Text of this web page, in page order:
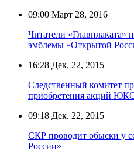
09:00 Март 28, 2016
Читатели
эмблемы «Открытой
16:28 Дек. 22, 2015
Следственный комитет
приобретения акций
09:18 Дек. 22, 2015
СКР проводит обыски у
России»